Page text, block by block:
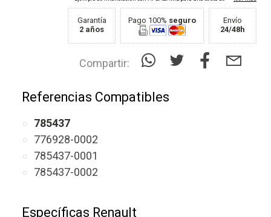
Garantía
2 años
Pago 100% seguro
Envío
24/48h
Compartir:
Referencias Compatibles
785437
776928-0002
785437-0001
785437-0002
Específicas Renault